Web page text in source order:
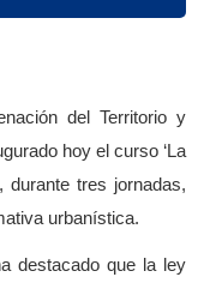
del Territorio y
hoy el curso ‘La
durante tres jornadas,
urbanística.
destacado que la ley